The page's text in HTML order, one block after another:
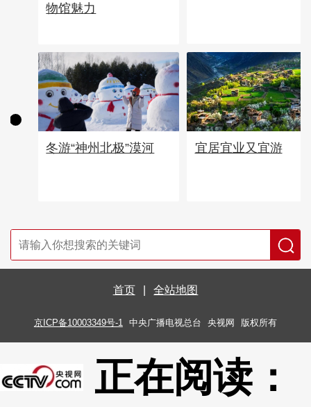
物馆魅力
冬游“神州北极”漠河 宜居宜业又宜游
首页 全站地图
京ICP备10003349号-1 中央广播电视总台 央视网 版权所有
正在阅读：